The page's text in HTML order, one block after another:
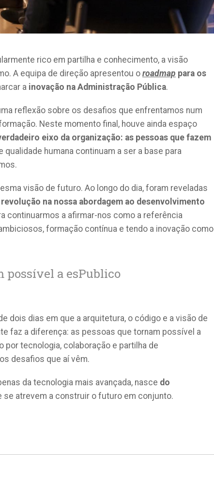
rico em partilha e conhecimento, a visão
A equipa de direção apresentou o roadmap para os
a inovação na Administração Pública.
reflexão sobre os desafios que enfrentamos num
Neste momento final, houve ainda espaço
eixo da organização: as pessoas que fazem
humana continuam a ser a base para
visão de futuro. Ao longo do dia, foram reveladas
na nossa abordagem ao desenvolvimento
continuarmos a afirmar-nos como a referência
formação contínua e tendo a inovação como
possível a esPublico
dois dias em que a arquitetura, o código e a visão de
faz a diferença: as pessoas que tornam possível a
por tecnologia, colaboração e partilha de
desafios que aí vêm.
da tecnologia mais avançada, nasce do
se atrevem a construir o futuro em conjunto.